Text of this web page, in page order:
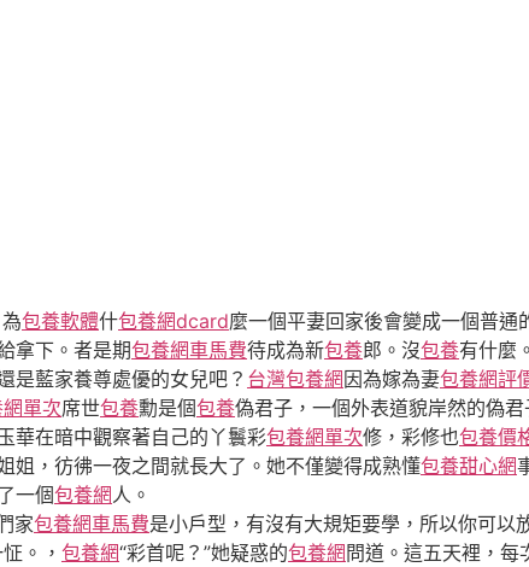
包養軟體什包養網dcard麼一個平妻回家後會變成一個普
拿下。者是期包養網車馬費待成為新包養郎。沒包養有什麼
是藍家養尊處優的女兒吧？ 台灣包養網因為嫁為妻包養網評
單次席世包養勳是個包養偽君子，一個外表道貌岸然的偽
華在暗中觀察著自己的丫鬟彩包養網單次修，彩修也包養價
姐，彷彿一夜之間就長大了。她不僅變得成熟懂包養甜心網
一個包養網人。
家包養網車馬費是小戶型，有沒有大規矩要學，所以你可以
。， 包養網“彩首呢？”她疑惑的包養網問道。這五天裡，每